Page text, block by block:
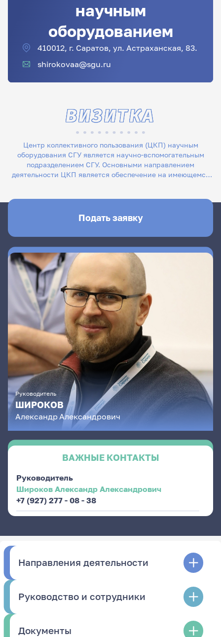
научным
оборудованием
410012, г. Саратов, ул. Астраханская, 83.
shirokovaa@sgu.ru
Центр коллективного пользования (ЦКП) научным
оборудования СГУ является научно-вспомогательным
подразделением СГУ. Основными направлением
деятельности ЦКП является обеспечение на имеющемся
Для того, чтобы обратиться в ЦКП Вы можете:
Кнопка «Подать заявку»;
- Связаться с руководителем ЦКП Широковым
Александром Александровичем: shirokovaa@sgu.ru,
8(927)277-08-38.
ВИЗИТКА
Подать заявку
Руководитель
ШИРОКОВ
АлександрАлександрович
ВАЖНЫЕ КОНТАКТЫ
Руководитель
Широков Александр Александрович
+7 (927) 277 - 08 - 38
Направления деятельности
Руководство и сотрудники
Документы